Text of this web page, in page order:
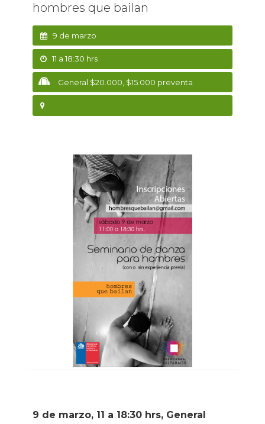
hombres que bailan
9 de marzo
11 a 18:30 hrs
General $20.000, $15.000 preventa
9 de marzo, 11 a 18:30 hrs, General